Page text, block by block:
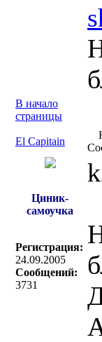
В начало
страницы
El Capitain
Циник-
самоучка
Регистрация:
24.09.2005
Сообщений:
3731